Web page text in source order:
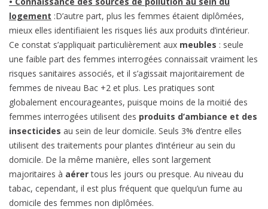
logement :D’autre part, plus les femmes étaient diplômées,
mieux elles identifiaient les risques liés aux produits d’intérieur.
Ce constat s’appliquait particulièrement aux meubles : seule
une faible part des femmes interrogées connaissait vraiment les
risques sanitaires associés, et il s’agissait majoritairement de
femmes de niveau Bac +2 et plus. Les pratiques sont
globalement encourageantes, puisque moins de la moitié des
femmes interrogées utilisent des produits d’ambiance et des
insecticides au sein de leur domicile. Seuls 3% d’entre elles
utilisent des traitements pour plantes d’intérieur au sein du
domicile. De la même manière, elles sont largement
majoritaires à aérertous les jours ou presque. Au niveau du
tabac, cependant, il est plus fréquent que quelqu’un fume au
domicile des femmes non diplômées.